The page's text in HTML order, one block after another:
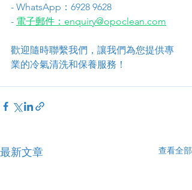
- WhatsApp：6928 9628
- 電子郵件：enquiry@opoclean.com
歡迎隨時聯繫我們，讓我們為您提供專
業的冷氣清洗和保養服務！
最新文章 查看全部